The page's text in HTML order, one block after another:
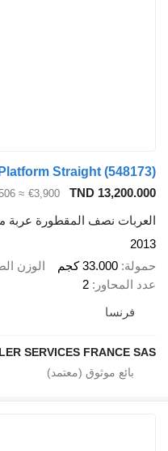
Straight (548173)
TND 13,200.000
€3,900
≈ $4,506
العربات نصف المقطورة
2013
حمولة 33.000 كجم الوزن
عدد المحاور
2
فرنسا
SERVICES FRANCE SAS